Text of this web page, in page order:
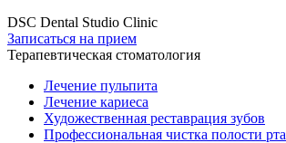
DSC Dental Studio Clinic
Записаться на прием
Терапевтическая стоматология
Лечение пульпита
Лечение кариеса
Художественная реставрация зубов
Профессиональная чистка полости рта